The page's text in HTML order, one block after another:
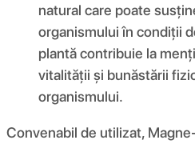
natural care poate
organismului în condiții
plantă contribuie la
vitalității și bunăstării
organismului.
Convenabil de utilizat,